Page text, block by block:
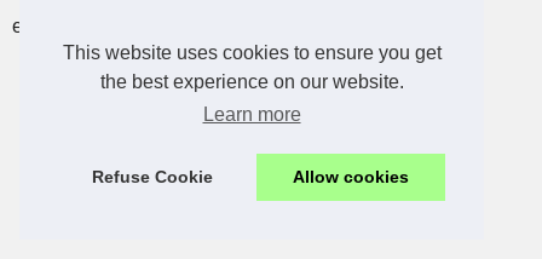
This website uses cookies to ensure you get
the best experience on our website.
Learn more
Refuse Cookie Allow cookies
emplacements estivaux.
d’anduze pour des